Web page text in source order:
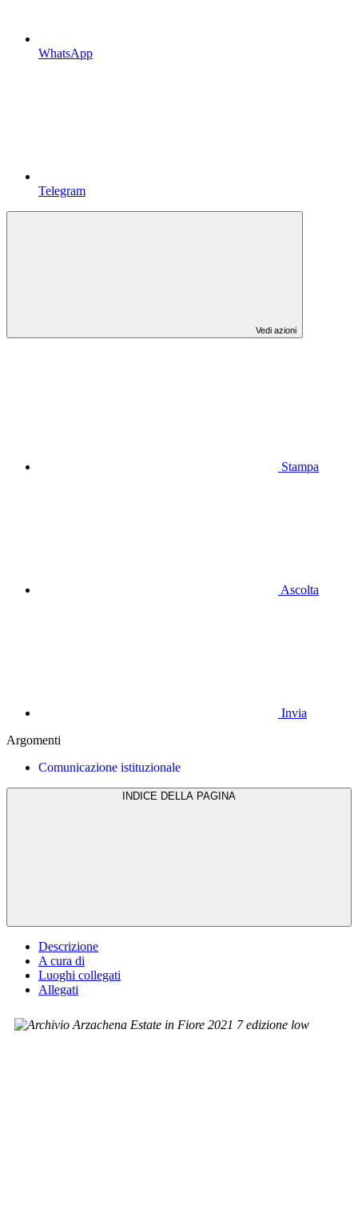
WhatsApp
Telegram
Vedi azioni
Stampa
Ascolta
Invia
Argomenti
Comunicazione istituzionale
Descrizione
A cura di
Luoghi collegati
Allegati